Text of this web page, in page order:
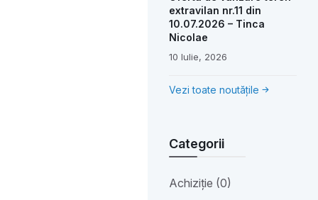
extravilan nr.11 din
10.07.2026 – Tinca
Nicolae
10 Iulie, 2026
Vezi toate noutățile
Categorii
Achiziție (0)